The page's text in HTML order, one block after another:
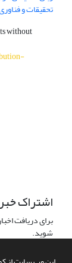
تحقیقات و
without
اشتراک
برای دریافت
شوید.